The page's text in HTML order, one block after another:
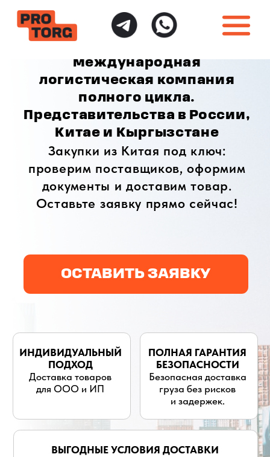
логистическая компания
полного цикла.
Представительства в России,
Китае и Кыргызстане
проверим поставщиков, оформим
документы и доставим товар.
Оставьте заявку прямо сейчас!
ОСТАВИТЬ ЗАЯВКУ
Срок доставки от 3х дней
Стоимость от 0.7 $/кг
Безопасная доставка
груза без рисков
Доставка товаров
для ООО и ИП